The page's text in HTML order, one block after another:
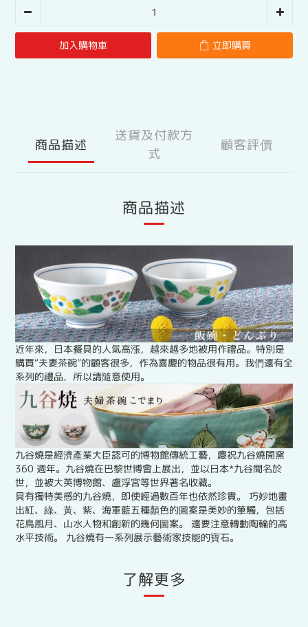
加入購物車 立即購買
商品描述
送貨及付款方
式
顧客評價
商品描述
近年來，日本餐具的人氣高漲，越來越多地被用作禮品。特別是
購買“夫妻茶碗”的顧客很多，作為喜慶的物品很有用。我們還有全
系列的禮品，所以請隨意使用。
九谷燒是經濟產業大臣認可的博物館傳統工藝，慶祝九谷燒開窯
360 週年。九谷燒在巴黎世博會上展出，並以日本*九谷聞名於
世，並被大英博物館、盧浮宮等世界著名收藏。
具有獨特美感的九谷燒，即使經過數百年也依然珍貴。 巧妙地畫
出紅、綠、黃、紫、海軍藍五種顏色的圖案是美妙的筆觸，包括
花鳥風月、山水人物和創新的幾何圖案。 還要注意轉動陶輪的高
水平技術。 九谷燒有一系列展示藝術家技能的寶石。
了解更多